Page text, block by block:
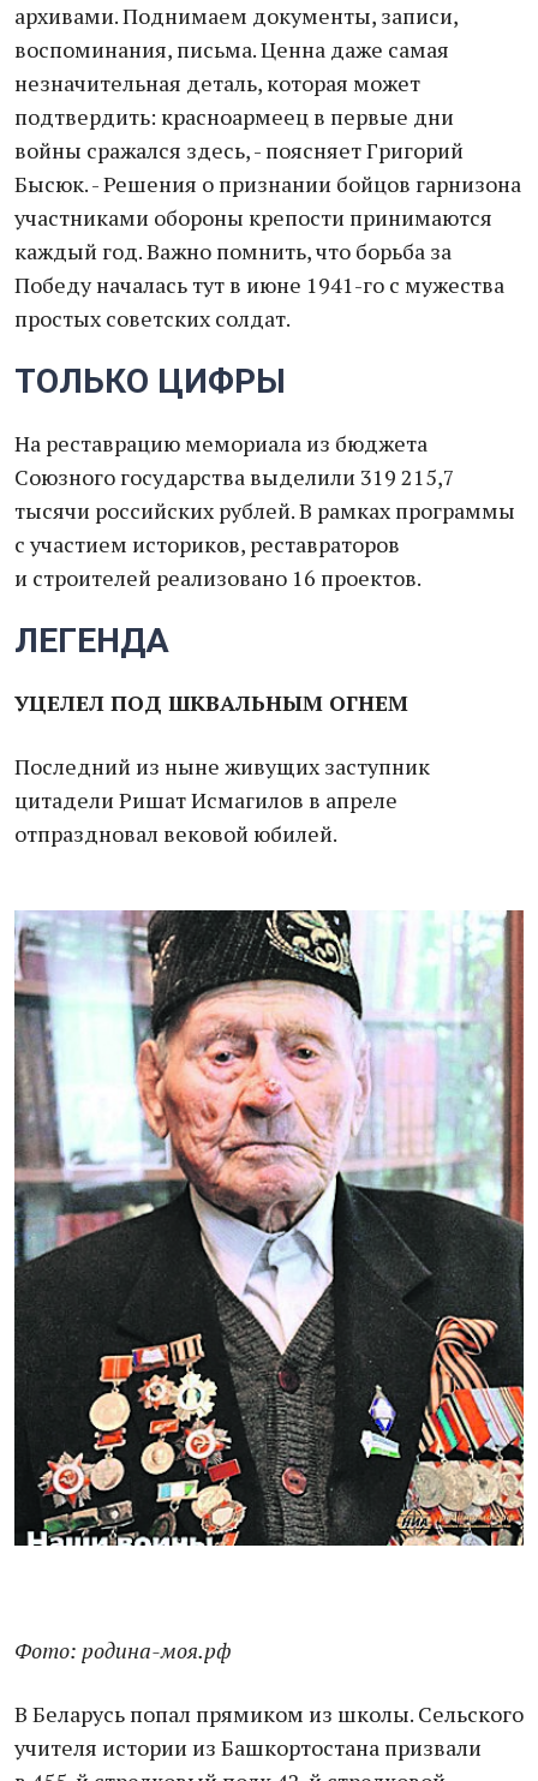
архивами. Поднимаем документы, записи,
воспоминания, письма. Ценна даже самая
незначительная деталь, которая может
подтвердить: красноармеец в первые дни
войны сражался здесь, - поясняет Григорий
Бысюк. - Решения о признании бойцов гарнизона
участниками обороны крепости принимаются
каждый год. Важно помнить, что борьба за
Победу началась тут в июне 1941-го с мужества
простых советских солдат.
ТОЛЬКО ЦИФРЫ
На реставрацию мемориала из бюджета
Союзного государства выделили 319 215,7
тысячи российских рублей. В рамках программы
с участием историков, реставраторов
и строителей реализовано 16 проектов.
ЛЕГЕНДА
УЦЕЛЕЛ ПОД ШКВАЛЬНЫМ ОГНЕМ
Последний из ныне живущих заступник
цитадели Ришат Исмагилов в апреле
отпраздновал вековой юбилей.
Фото: родина-моя.рф
В Беларусь попал прямиком из школы. Сельского
учителя истории из Башкортостана призвали